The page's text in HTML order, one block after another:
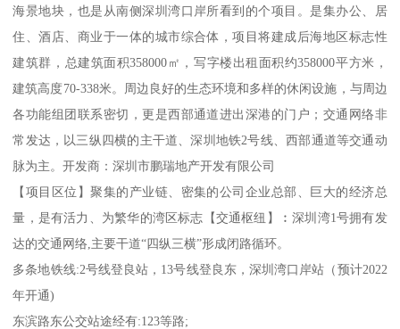
海景地块，也是从南侧深圳湾口岸所看到的个项目。是集办公、居
住、酒店、商业于一体的城市综合体，项目将建成后海地区标志性
建筑群，总建筑面积358000㎡，写字楼出租面积约358000平方米，
建筑高度70-338米。周边良好的生态环境和多样的休闲设施，与周边
各功能组团联系密切，更是西部通道进出深港的门户；交通网络非
常发达，以三纵四横的主干道、深圳地铁2号线、西部通道等交通动
脉为主。开发商：深圳市鹏瑞地产开发有限公司
【项目区位】聚集的产业链、密集的公司企业总部、巨大的经济总
量，是有活力、为繁华的湾区标志【交通枢纽】︰深圳湾1号拥有发
达的交通网络,主要干道“四纵三横”形成闭路循环。
多条地铁线:2号线登良站，13号线登良东，深圳湾口岸站（预计2022
年开通)
东滨路东公交站途经有:123等路;